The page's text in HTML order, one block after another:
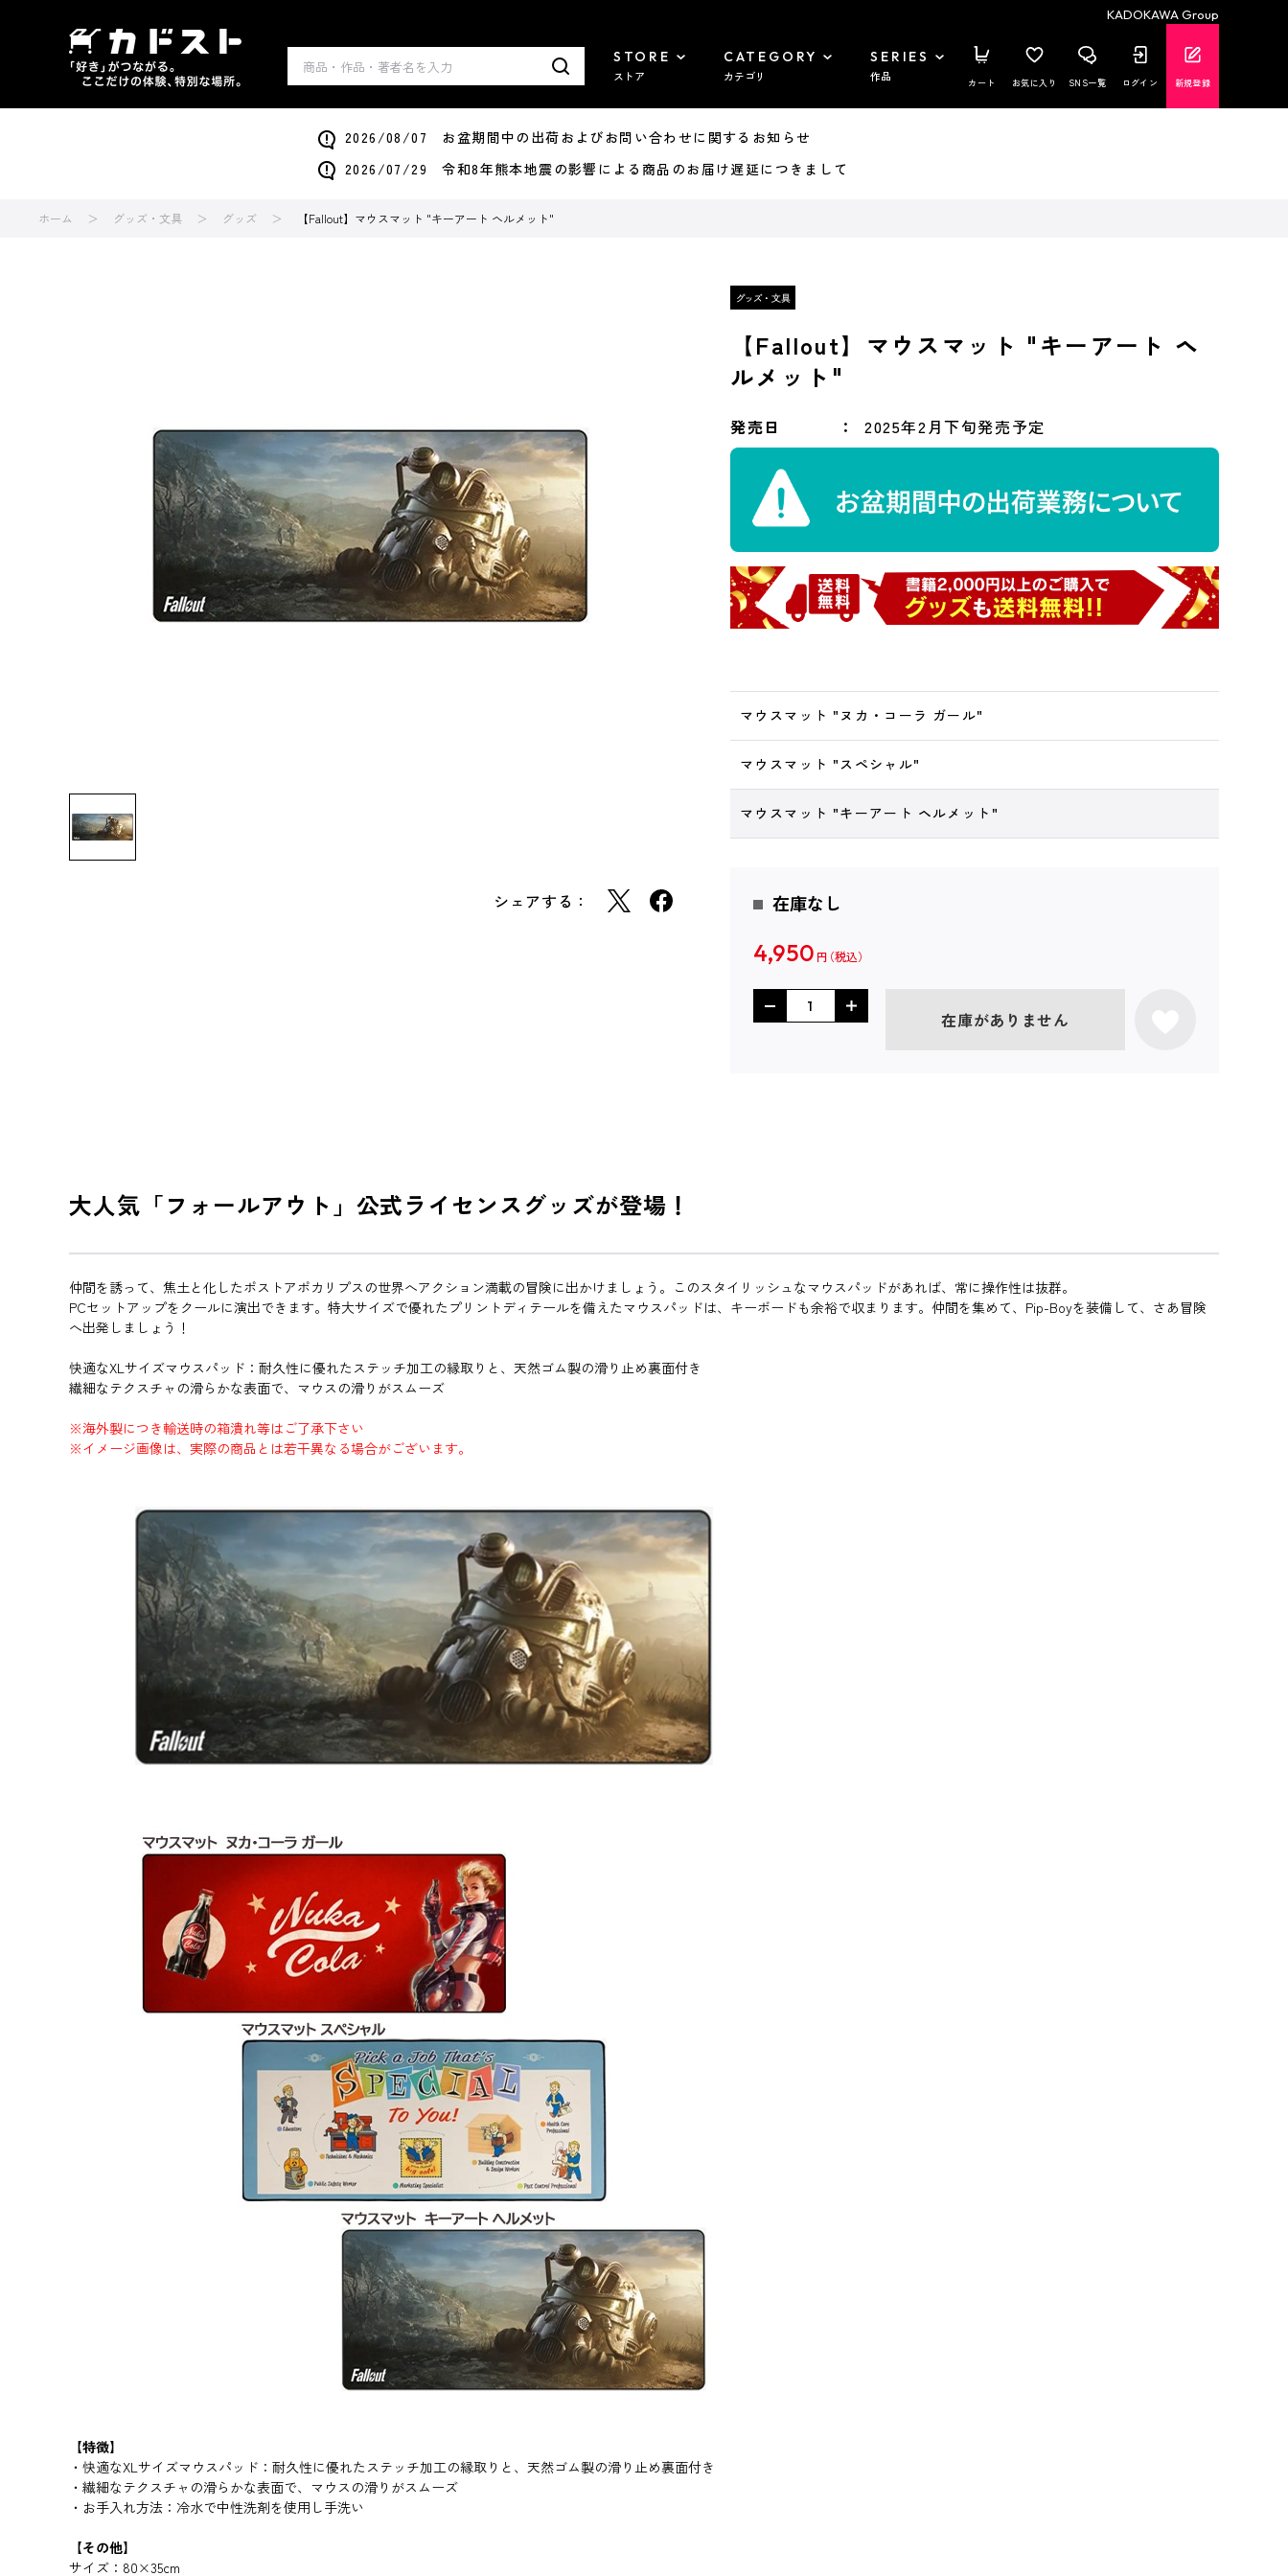
KADOKAWA Group
STORE
ストア
CATEGORY
カテゴリ
SERIES
作品 カート お気に入り SNS一覧 ログイン 新規登録
2026/08/07 お盆期間中の出荷およびお問い合わせに関するお知らせ
2026/07/29 令和8年熊本地震の影響による商品のお届け遅延につきまして
ホーム グッズ・文具 グッズ 【Fallout】マウスマット "キーアート ヘルメット"
シェアする：
【Fallout】マウスマット "キーアート ヘ
ルメット"
発売日 2025年2月下旬発売予定
マウスマット "ヌカ・コーラ ガール"
マウスマット "スペシャル"
マウスマット "キーアート ヘルメット"
在庫なし
4,950 円
在庫がありません
大人気「フォールアウト」公式ライセンスグッズが登場！
仲間を誘って、焦土と化したポストアポカリプスの世界へアクション満載の冒険に出かけましょう。このスタイリッシュなマウスパッドがあれば、常に操作性は抜群。
PCセットアップをクールに演出できます。特大サイズで優れたプリントディテールを備えたマウスパッドは、キーボードも余裕で収まります。仲間を集めて、Pip-Boyを装備して、さあ冒険
へ出発しましょう！
快適なXLサイズマウスパッド：耐久性に優れたステッチ加工の縁取りと、天然ゴム製の滑り止め裏面付き
繊細なテクスチャの滑らかな表面で、マウスの滑りがスムーズ
※海外製につき輸送時の箱潰れ等はご了承下さい
※イメージ画像は、実際の商品とは若干異なる場合がございます。
【特徴】
・快適なXLサイズマウスパッド：耐久性に優れたステッチ加工の縁取りと、天然ゴム製の滑り止め裏面付き
・繊細なテクスチャの滑らかな表面で、マウスの滑りがスムーズ
・お手入れ方法：冷水で中性洗剤を使用し手洗い
【その他】
サイズ：80×35cm